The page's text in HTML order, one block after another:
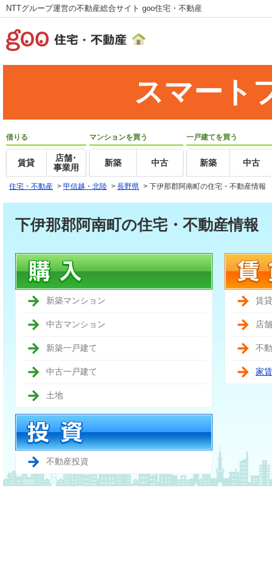
NTTグループ運営の不動産総合サイト goo住宅・不動産
スマート
借りる
賃貸
店舗･
事業用
マンションを買う
新築 中古
一戸建てを買う
新築 中古
住宅・不動産 > 甲信越・北陸 > 長野県 > 下伊那郡阿南町の住宅・不動産情報
下伊那郡阿南町の住宅・不動産情報
新築マンション
中古マンション
新築一戸建て
中古一戸建て
土地
不動産投資
賃
店
不
家